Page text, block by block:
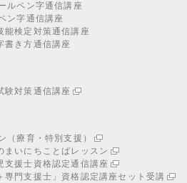
ルペン字通信講座
ン字通信講座
能検定対策通信講座
書き方通信講座
験対策通信講座
（療育・特別支援）
まいにちことばレッスン
支援士資格認定通信講座
専門支援士」資格認定講座セット受講